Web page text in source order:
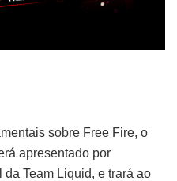
sobre Free Fire, o
apresentado por
Team Liquid, e trará ao